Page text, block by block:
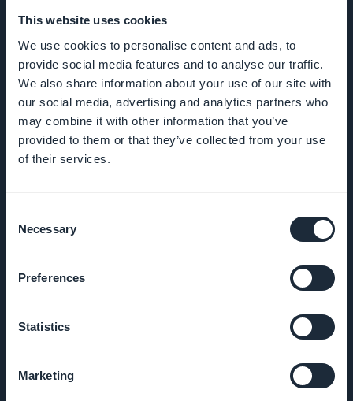
This website uses cookies
We use cookies to personalise content and ads, to
provide social media features and to analyse our traffic.
We also share information about your use of our site with
our social media, advertising and analytics partners who
may combine it with other information that you’ve
provided to them or that they’ve collected from your use
of their services.
Selection
Necessary
Preferences
Statistics
Marketing
Über uns
Großartiger Support
GoodBarber DNA
Startup Studio
T&C
Datenschutzerklärung
Kontaktieren Sie uns